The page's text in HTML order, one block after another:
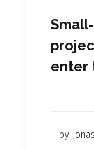
enter
by